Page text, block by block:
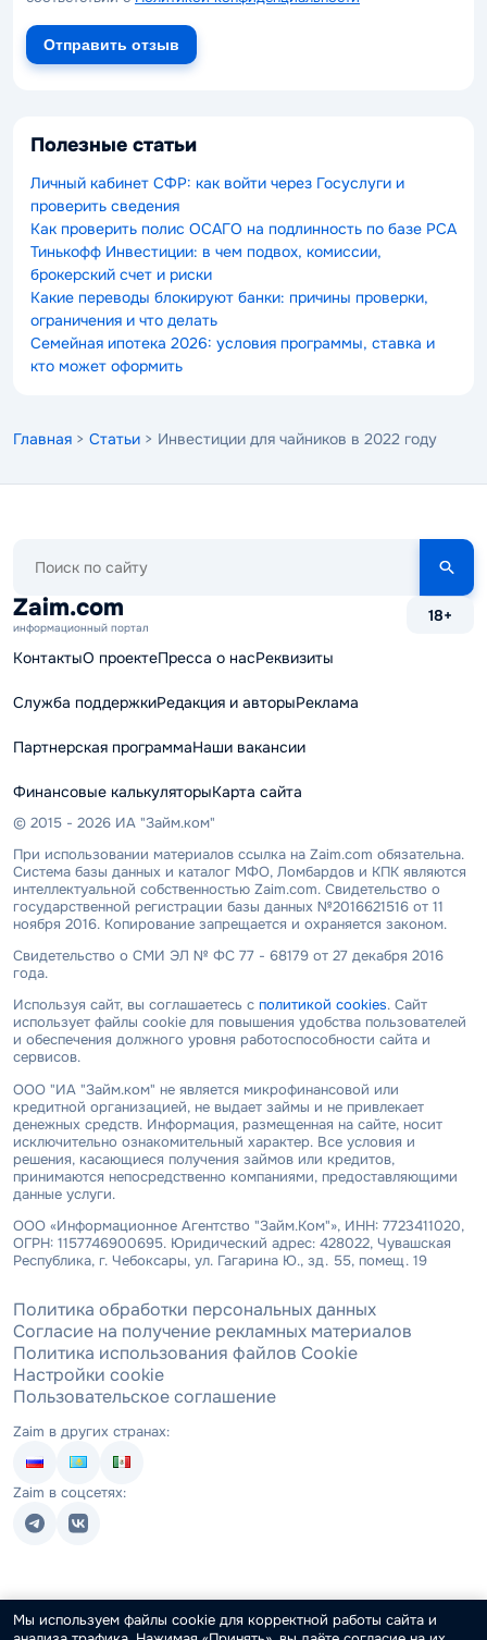
Отправить отзыв
Полезные статьи
Личный кабинет СФР: как войти через Госуслуги и
проверить сведения
Как проверить полис ОСАГО на подлинность по базе РСА
Тинькофф Инвестиции: в чем подвох, комиссии,
брокерский счет и риски
Какие переводы блокируют банки: причины проверки,
ограничения и что делать
Семейная ипотека 2026: условия программы, ставка и
кто может оформить
Главная > Статьи > Инвестиции для чайников в 2022 году
сайту
Zaim.com
информационный портал
18+
КонтактыО проектеПресса о насРеквизиты
Служба поддержкиРедакция и авторыРеклама
Партнерская программаНаши вакансии
Финансовые калькуляторыКарта сайта
© 2015 - 2026 ИА "Займ.ком"
При использовании материалов ссылка на Zaim.com обязательна.
Система базы данных и каталог МФО, Ломбардов и КПК являются
интеллектуальной собственностью Zaim.com. Свидетельство о
государственной регистрации базы данных №2016621516 от 11
ноября 2016. Копирование запрещается и охраняется законом.
Свидетельство о СМИ ЭЛ № ФС 77 - 68179 от 27 декабря 2016
года.
Используя сайт, вы соглашаетесь с политикой cookies. Сайт
использует файлы cookie для повышения удобства пользователей
и обеспечения должного уровня работоспособности сайта и
сервисов.
ООО "ИА "Займ.ком" не является микрофинансовой или
кредитной организацией, не выдает займы и не привлекает
денежных средств. Информация, размещенная на сайте, носит
исключительно ознакомительный характер. Все условия и
решения, касающиеся получения займов или кредитов,
принимаются непосредственно компаниями, предоставляющими
данные услуги.
ООО «Информационное Агентство "Займ.Ком"», ИНН: 7723411020,
ОГРН: 1157746900695. Юридический адрес: 428022, Чувашская
Республика, г. Чебоксары, ул. Гагарина Ю., зд. 55, помещ. 19
Политика обработки персональных данных
Согласие на получение рекламных материалов
Политика использования файлов Cookie
Настройки cookie
Пользовательское соглашение
Zaim в других странах:
Zaim в соцсетях:
Мы используем файлы cookie для корректной работы сайта и